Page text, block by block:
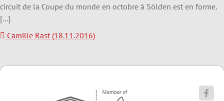
circuit de la Coupe du monde en octobre à Sölden est en forme.
[...]
Camille Rast (18.11.2016)
